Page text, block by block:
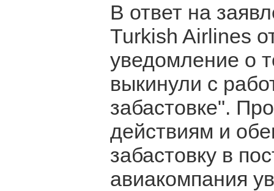
В ответ на
Turkish Airlines
уведомление о
выкинули с
забастовке".
действиям и
забастовку в
авиакомпания